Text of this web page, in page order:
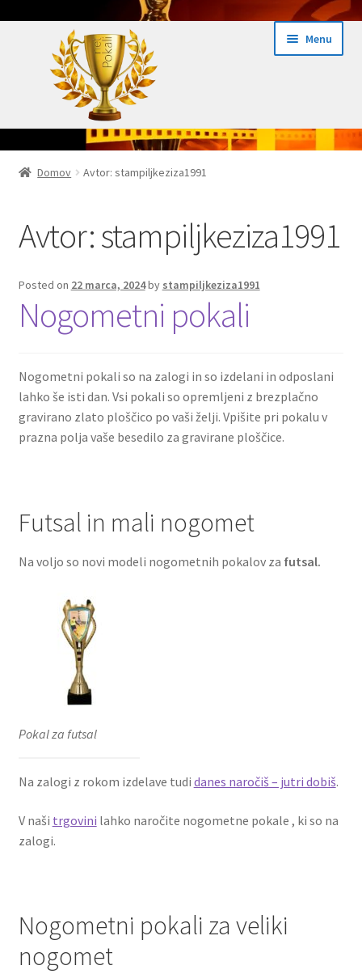
navigation
content
Menu
Domov
Ekspres izdelava pokalov 24h
Embed iList
Galerija medalje
Galerija športnih vstavkov
Košarica
Pogoji poslovanja in piškotki
Pokali.net Kontakt
Zaključek nakupa
Domov Avtor: stampiljkeziza1991
Avtor:stampiljkeziza1991
Posted on 22 marca, 2024by stampiljkeziza1991
Nogometni pokali
Nogometni pokali so na zalogi in so izdelani in odposlani
lahko še isti dan. Vsi pokali so opremljeni z brezplačno
gravirano zlato ploščico po vaši želji. Vpišite pri pokalu v
prazna polja vaše besedilo za gravirane ploščice.
Futsal in mali nogomet
Na voljo so novi modeli nogometnih pokalov za futsal.
Pokal za futsal
Na zalogi z rokom izdelave tudi danes naročiš – jutri dobiš.
V naši trgovini lahko naročite nogometne pokale , ki so na
zalogi.
Nogometni pokali za veliki
nogomet